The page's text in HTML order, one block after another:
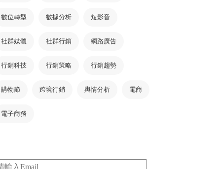
數位轉型 數據分析 短影音
社群媒體 社群行銷 網路廣告
行銷科技 行銷策略 行銷趨勢
購物節 跨境行銷 輿情分析 電商
電子商務